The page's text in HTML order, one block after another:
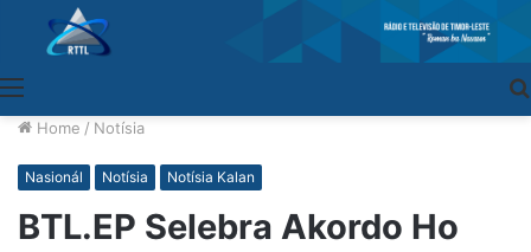
Home / Notísia
Nasionál Notísia Notísia Kalan
BTL.EP Selebra Akordo Ho